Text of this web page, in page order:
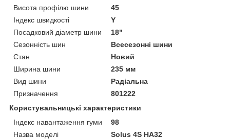
Висота профілю шини
45
Індекс швидкості
Y
Посадковий діаметр шини
18"
Сезонність шин
Всесезонні шини
Стан
Новий
Ширина шини
235 мм
Вид шини
Радіальна
Призначення
801222
Користувальницькі характеристики
Індекс навантаження гуми
98
Назва моделі
Solus 4S HA32